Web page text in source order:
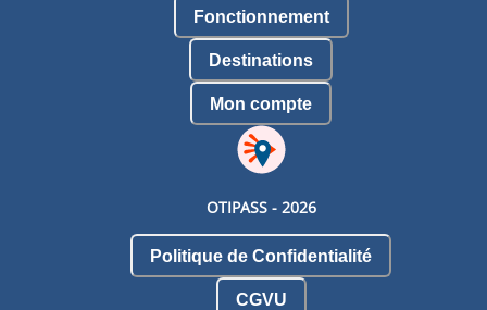
Fonctionnement
Destinations
Mon compte
OTIPASS - 2026
Politique de Confidentialité
CGVU